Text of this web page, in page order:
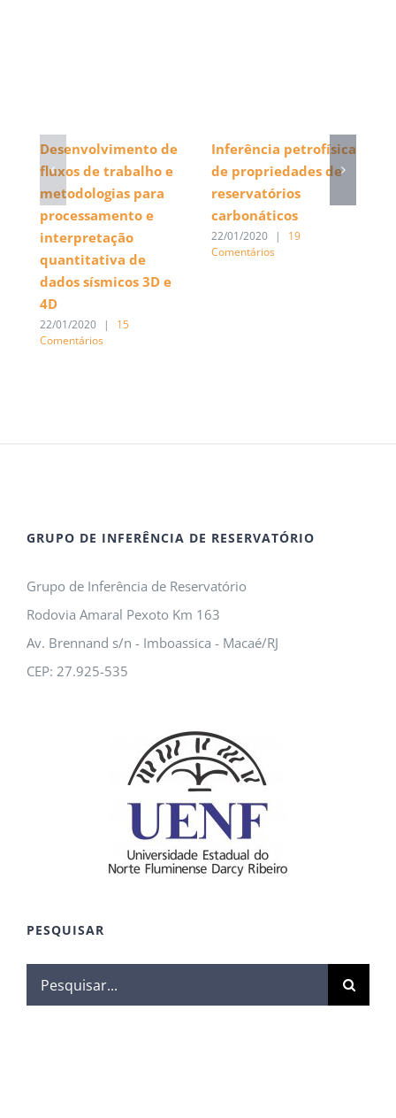
Desenvolvimento de
fluxos de trabalho e
metodologias para
processamento e
interpretação
quantitativa de
dados sísmicos 3D e
4D
22/01/2020 |
15
Comentários
Inferência petrofísica
de propriedades de
reservatórios
carbonáticos
22/01/2020 |
19
Comentários
GRUPO DE INFERÊNCIA DE RESERVATÓRIO
Grupo de Inferência de Reservatório
Rodovia Amaral Pexoto Km 163
Av. Brennand s/n - Imboassica - Macaé/RJ
CEP: 27.925-535
PESQUISAR